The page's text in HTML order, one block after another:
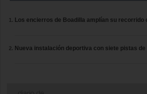
Los encierros de Boadilla amplían su recorrido
Nueva instalación deportiva con siete pistas de